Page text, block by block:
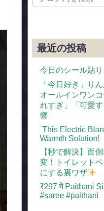
最近の投稿
今日のシール貼り
「今日好き」り
オールインワン
れすぎ」「可愛
響
`This Electric
Warmth Solution!
【秒で解決】面
変！トイレット
にする裏ワザ
​₹297 में Paithani
#saree #paithani